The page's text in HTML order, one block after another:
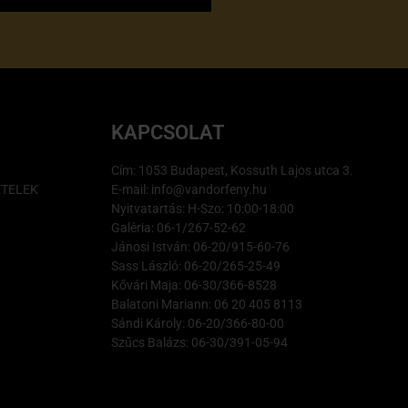
KAPCSOLAT
Cím: 1053 Budapest, Kossuth Lajos utca 3.
E-mail: info@vandorfeny.hu
Nyitvatartás: H-Szo: 10:00-18:00
Galéria: 06-1/267-52-62
Jánosi István: 06-20/915-60-76
Sass László: 06-20/265-25-49
Kővári Maja: 06-30/366-8528
Balatoni Mariann: 06 20 405 8113
Sándi Károly: 06-20/366-80-00
Szűcs Balázs: 06-30/391-05-94